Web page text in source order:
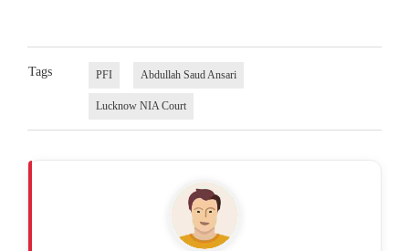
Tags PFI Abdullah Saud Ansari
Lucknow NIA Court